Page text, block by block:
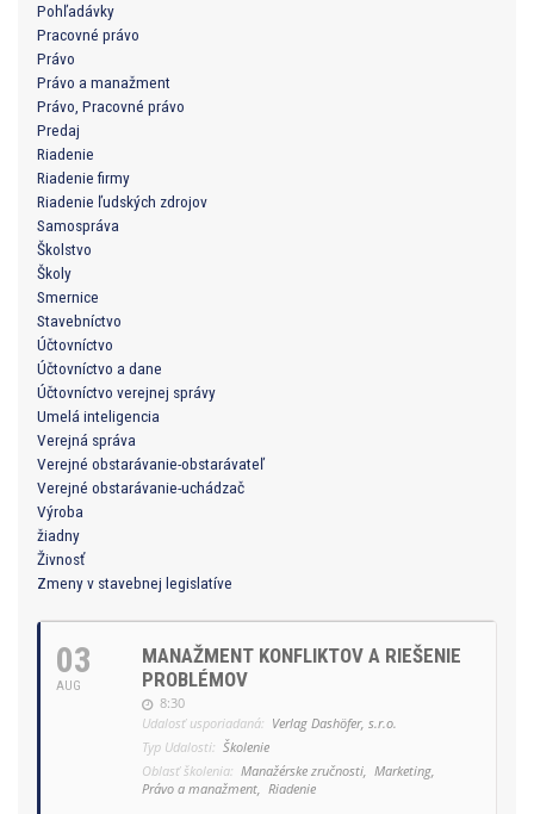
Pohľadávky
Pracovné právo
Právo
Právo a manažment
Právo, Pracovné právo
Predaj
Riadenie
Riadenie firmy
Riadenie ľudských zdrojov
Samospráva
Školstvo
Školy
Smernice
Stavebníctvo
Účtovníctvo
Účtovníctvo a dane
Účtovníctvo verejnej správy
Umelá inteligencia
Verejná správa
Verejné obstarávanie-obstarávateľ
Verejné obstarávanie-uchádzač
Výroba
žiadny
Živnosť
Zmeny v stavebnej legislatíve
03
AUG
MANAŽMENT KONFLIKTOV A RIEŠENIE
PROBLÉMOV
8:30
Udalosť usporiadaná: Verlag Dashöfer, s.r.o.
Typ Udalosti: Školenie
Oblasť školenia: Manažérske zručnosti, Marketing,
Právo a manažment, Riadenie